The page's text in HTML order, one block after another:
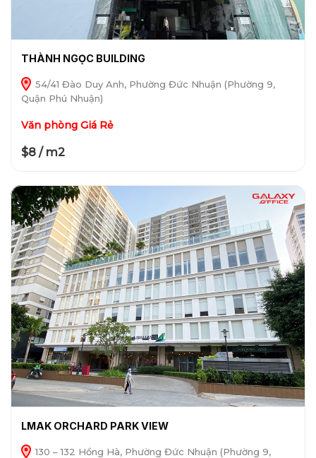
THÀNH NGỌC BUILDING
54/41 Đào Duy Anh, Phường Đức Nhuận (Phường 9,
Quận Phú Nhuận)
Văn phòng Giá Rẻ
$8 / m2
LMAK ORCHARD PARK VIEW
130 – 132 Hồng Hà, Phường Đức Nhuận (Phường 9,